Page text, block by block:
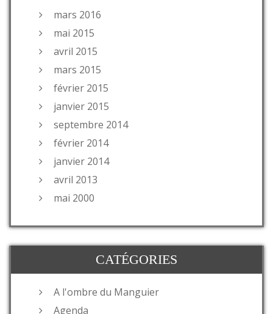
mars 2016
mai 2015
avril 2015
mars 2015
février 2015
janvier 2015
septembre 2014
février 2014
janvier 2014
avril 2013
mai 2000
CATÉGORIES
A l'ombre du Manguier
Agenda